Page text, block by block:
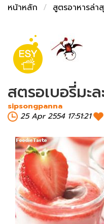
หน้าหลัก
สูตรอาหารล่า
สตรอเบอรี่มะ
sipsongpanna
25 Apr 2554 17:51:21